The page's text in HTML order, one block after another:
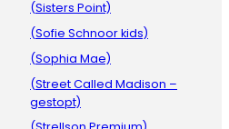
(Sisters Point)
(Sofie Schnoor kids)
(Sophia Mae)
(Street Called Madison –
gestopt)